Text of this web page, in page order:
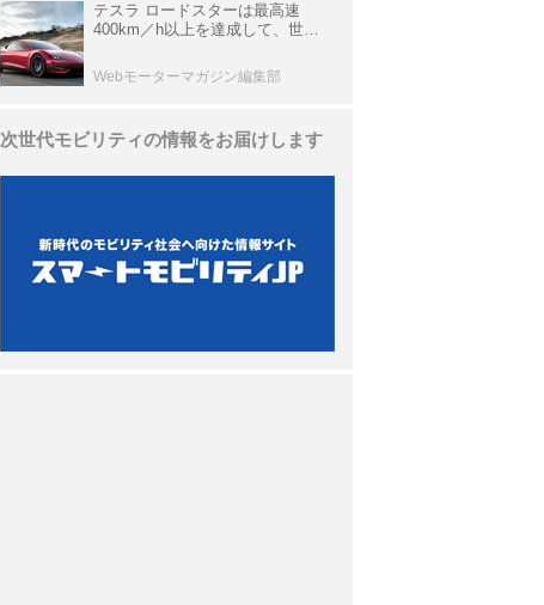
テスラ ロードスターは最高速
400km／h以上を達成して、世界
ーカークロニクル・完全版／
113】
Webモーターマガジン編集部
次世代モビリティの情報をお届けします